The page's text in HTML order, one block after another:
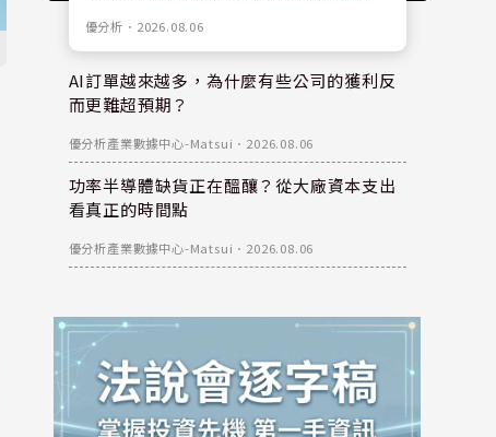
優分析 ． 2026.08.06
AI訂單越來越多，為什麼有些公司的獲利反
而更難超預期？
優分析產業數據中心-Matsui ． 2026.08.06
功率半導體缺貨正在醞釀？從大廠資本支出
看真正的時間點
優分析產業數據中心-Matsui ． 2026.08.06